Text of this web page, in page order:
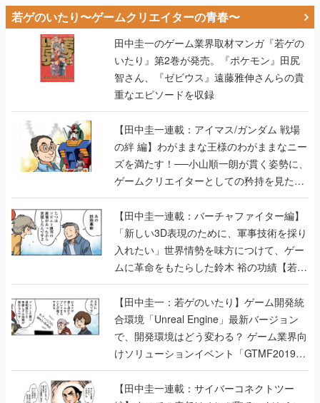
若ゲのいたり〜ゲームクリエイターの青春〜
田中圭一のゲーム業界取材マンガ『若ゲの
いたり』第2巻が発売。『ポケモン』田尻
智さん、『ゼビウス』遠藤雅伸さんらの貴
重なエピソードを収録
【田中圭一連載：アイマス/ガンダム 戦場
の絆 編】わがままな王様のわがままなニー
ズを満たす！──小山順一朗が貫く姿勢に、
ゲームクリエイターとしての矜持を見た
【若ゲのいたり最終回】
【田中圭一連載：バーチャファイター編】
「新しい3D表現のために、軍事技術を採り
入れたい」世界情勢を味方につけて、ゲー
ムに革命をもたらした鈴木 裕の功績【若ゲ
のいたり】
【田中圭一：若ゲのいたり】ゲーム開発統
合環境「Unreal Engine」最新バージョン
で、開発環境はどう変わる？ ゲーム業界向
けソリューションイベント「GTMF2019」
に行って、より理解を深めよう【PR】
【田中圭一連載：サイバーコネクトツー